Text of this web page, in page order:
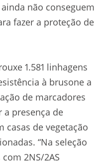
não conseguem
fazer a proteção de
1.581 linhagens
à brusone a
de marcadores
presença de
casas de vegetação
“Na seleção
2NS/2AS